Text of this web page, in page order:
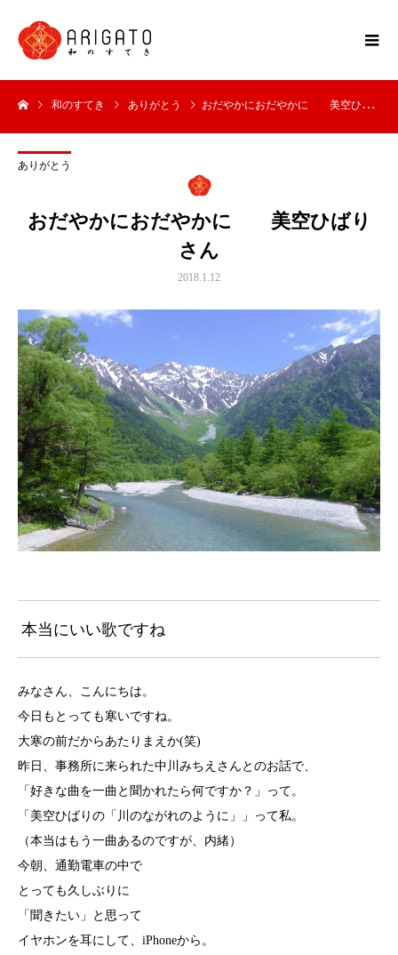
和のすてき ありがとう おだやかにおだやかに 美空ひばりさん
ありがとう
おだやかにおだやかに 美空ひばり
さん
2018.1.12
本当にいい歌ですね
みなさん、こんにちは。
今日もとっても寒いですね。
大寒の前だからあたりまえか(笑)
昨日、事務所に来られた中川みちえさんとのお話で、
「好きな曲を一曲と聞かれたら何ですか？」って。
「美空ひばりの「川のながれのように」」って私。
（本当はもう一曲あるのですが、内緒）
今朝、通勤電車の中で
とっても久しぶりに
「聞きたい」と思って
イヤホンを耳にして、iPhoneから。